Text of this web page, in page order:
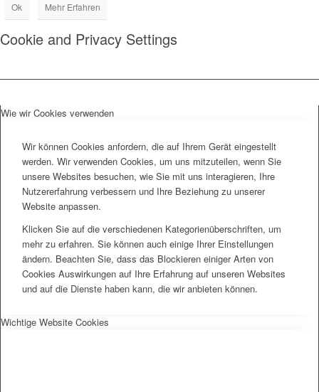
Ok Mehr Erfahren
Cookie and Privacy Settings
Wie wir Cookies verwenden
Wir können Cookies anfordern, die auf Ihrem Gerät eingestellt
werden. Wir verwenden Cookies, um uns mitzuteilen, wenn Sie
unsere Websites besuchen, wie Sie mit uns interagieren, Ihre
Nutzererfahrung verbessern und Ihre Beziehung zu unserer
Website anpassen.
Klicken Sie auf die verschiedenen Kategorienüberschriften, um
mehr zu erfahren. Sie können auch einige Ihrer Einstellungen
ändern. Beachten Sie, dass das Blockieren einiger Arten von
Cookies Auswirkungen auf Ihre Erfahrung auf unseren Websites
und auf die Dienste haben kann, die wir anbieten können.
Wichtige Website Cookies